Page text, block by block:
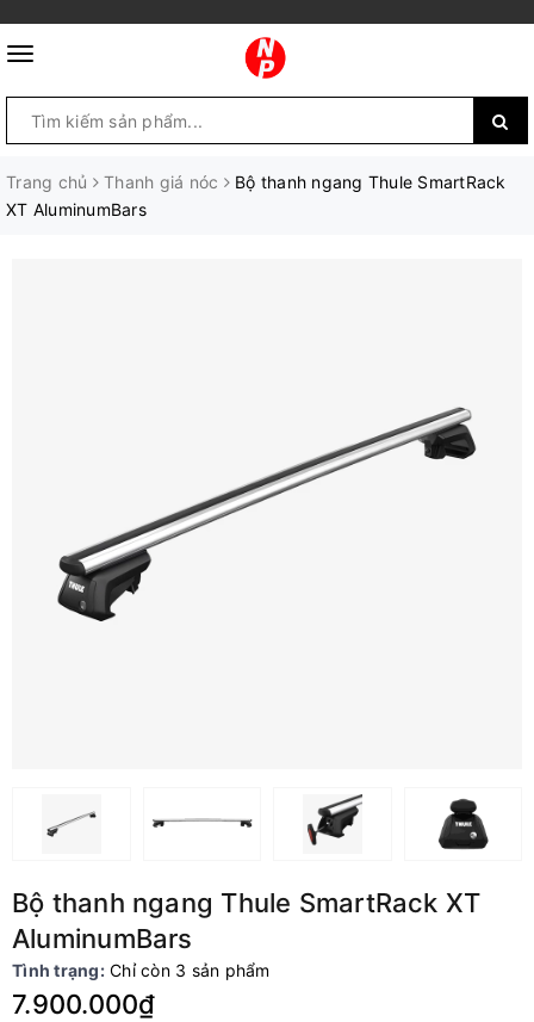
Trang chủ Thanh giá nóc
Bộ thanh ngang Thule SmartRack
XT AluminumBars
Bộ thanh ngang Thule SmartRack XT
AluminumBars
Tình trạng: Chỉ còn 3 sản phẩm
7.900.000₫